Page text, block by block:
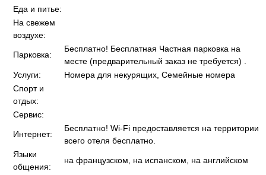
Еда и питье:
На свежем
воздухе:
Парковка:
Бесплатно! Бесплатная Частная парковка на
месте (предварительный заказ не требуется) .
Услуги:
Номера для некурящих, Семейные номера
Спорт и
отдых:
Сервис:
Интернет:
Бесплатно! Wi-Fi предоставляется на территории
всего отеля бесплатно.
Языки
общения:
на французском, на испанском, на английском